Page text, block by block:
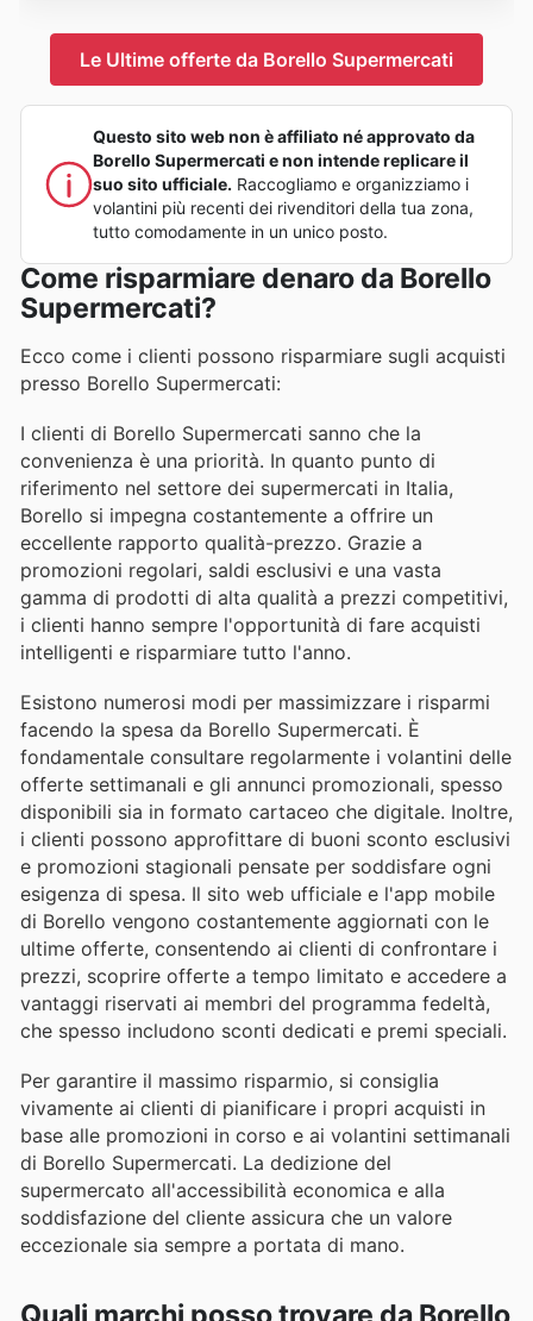
Le Ultime offerte da Borello Supermercati
Questo sito web non è affiliato né approvato da
Borello Supermercati e non intende replicare il
suo sito ufficiale. Raccogliamo e organizziamo i
volantini più recenti dei rivenditori della tua zona,
tutto comodamente in un unico posto.
Come risparmiare denaro da Borello
Supermercati?
Ecco come i clienti possono risparmiare sugli acquisti
presso Borello Supermercati:
I clienti di Borello Supermercati sanno che la
convenienza è una priorità. In quanto punto di
riferimento nel settore dei supermercati in Italia,
Borello si impegna costantemente a offrire un
eccellente rapporto qualità-prezzo. Grazie a
promozioni regolari, saldi esclusivi e una vasta
gamma di prodotti di alta qualità a prezzi competitivi,
i clienti hanno sempre l'opportunità di fare acquisti
intelligenti e risparmiare tutto l'anno.
Esistono numerosi modi per massimizzare i risparmi
facendo la spesa da Borello Supermercati. È
fondamentale consultare regolarmente i volantini delle
offerte settimanali e gli annunci promozionali, spesso
disponibili sia in formato cartaceo che digitale. Inoltre,
i clienti possono approfittare di buoni sconto esclusivi
e promozioni stagionali pensate per soddisfare ogni
esigenza di spesa. Il sito web ufficiale e l'app mobile
di Borello vengono costantemente aggiornati con le
ultime offerte, consentendo ai clienti di confrontare i
prezzi, scoprire offerte a tempo limitato e accedere a
vantaggi riservati ai membri del programma fedeltà,
che spesso includono sconti dedicati e premi speciali.
Per garantire il massimo risparmio, si consiglia
vivamente ai clienti di pianificare i propri acquisti in
base alle promozioni in corso e ai volantini settimanali
di Borello Supermercati. La dedizione del
supermercato all'accessibilità economica e alla
soddisfazione del cliente assicura che un valore
eccezionale sia sempre a portata di mano.